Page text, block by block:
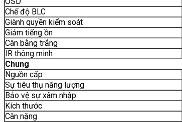
Chế độ BLC
Giành quyền kiểm soát
Giảm tiếng ồn
Cân bằng trắng
IR thông minh
Chung
Nguồn cấp
Sự tiêu thụ năng lượng
Bảo vệ sự xâm nhập
Kích thước
Cân nặng